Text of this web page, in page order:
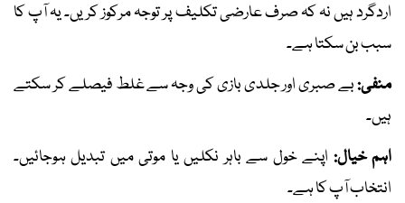
اردگرد ہیں نہ کہ صرف عارضی تکلیف پر توجہ مرکوز کریں۔ یہ آپ کا
سبب بن سکتا ہے۔
منفی:بے صبری اور جلدی بازی کی وجہ سے غلط فیصلے کر سکتے
ہیں۔
اہم خیال: اپنے خول سے باہر نکلیں یا موتی میں تبدیل ہوجائیں۔
انتخاب آپ کا ہے۔